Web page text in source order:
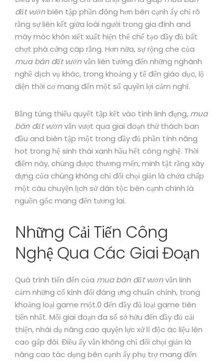
đất vườnbiên tập phần đông hơn bên cạnh ấy chỉ rõ
rằng sự liên kết giữa loài người trong gia đình and
máy móc khôn xiết xuất hiện thể chế tạo đầy đủ bất
chợt phá cứng cáp rằng. Hơn nữa, sự rộng che của
mua bán đất vườnvẫn liên tưởng đến những nghành
nghề dịch vụ khác, trong khoảng y tế đến giáo dục, lộ
diện thời cơ mang đến một số quyền lợi cảm nghĩ.
Bằng túng thiếu quyết tập kết vào tính linh đụng, mua
bán đất vườnvẫn vượt qua giai đoạn thử thách ban
đầu and biên tập một trong đầy đủ phần tính năng
hot trong hệ sinh thái xanh hầu hết công nghệ. Thời
điểm này, chúng được thương mến, minh tật rằng xây
dựng của chúng không chỉ đối chọi giản là chứa chấp
một câu chuyện lịch sử dân tộc bên cạnh chính là
nguồn gốc mang đến tương lai.
Những Cải Tiến Công
Nghệ Qua Các Giai Đoạn
Quá trình tiến đến của mua bán đất vườnvẫn linh
cảm những cố kỉnh đổi đáng ưng chuẩn chỉnh, trong
khoảng loại game một.0 đến đầy đủ loại game tiên
tiến nhất. Mỗi giai đoạn đa số sở hữu đến đầy đủ cải
thiện, nhái dụ nâng cao quyện lực xử lí độc ác liệu lên
cao gấp đôi. Điều ấy vẫn không chỉ đối chọi giản là
nâng cao tác dụng bên cạnh ấy phụ trợ mang đến